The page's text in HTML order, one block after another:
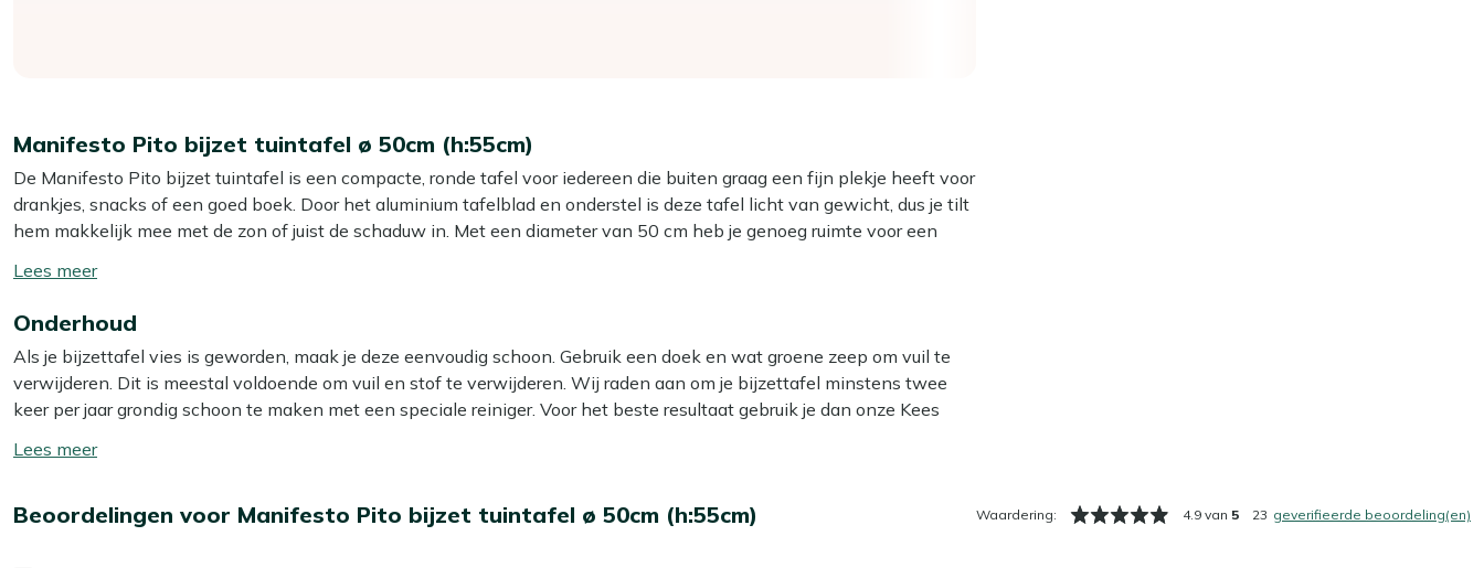
Manifesto Pito bijzet tuintafel ø 50cm (h:55cm)
De Manifesto Pito bijzet tuintafel is een compacte, ronde tafel voor iedereen die buiten graag een fijn plekje heeft voor
drankjes, snacks of een goed boek. Door het aluminium tafelblad en onderstel is deze tafel licht van gewicht, dus je tilt
hem makkelijk mee met de zon of juist de schaduw in. Met een diameter van 50 cm heb je genoeg ruimte voor een
met rood onderstel geeft een speelse kleur aan je zitplek, handig als je jouw tuin net even wat meer pit wilt geven. Zet
Eigenschappen
Lichtgewicht aluminium:Je verplaatst de tafel makkelijk als je je zithoek even anders wilt neerzetten.
Terracotta oranje blad met rood onderstel:
Ideaal als bijzetter:Precies groot genoeg voor een paar glazen, een potje nootjes en je telefoon binnen
handbereik.
Toon/verberg
meer
Onderhoud
Als je bijzettafel vies is geworden, maak je deze eenvoudig schoon. Gebruik een doek en wat groene zeep om vuil te
verwijderen. Dit is meestal voldoende om vuil en stof te verwijderen. Wij raden aan om je bijzettafel minstens twee
keer per jaar grondig schoon te maken met een speciale reiniger. Voor het beste resultaat gebruik je dan onze Kees
Wil je je bijzettafel extra beschermen tegen water en vuil? Dan kun je een beschermende laag aanbrengen met onze
Toon/verberg
Beoordelingen voor Manifesto Pito bijzet tuintafel ø 50cm (h:55cm) Waardering: 4.9 van 5 23 geverifieerde beoordeling(en)